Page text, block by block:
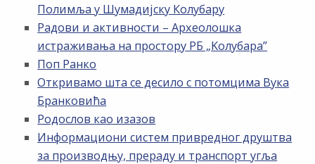
Полимља у Шумадијску Колубару
Радови и активности – Археолошка
истраживања на простору РБ „Kолубара”
Поп Ранко
Откривамо шта се десило с потомцима Вука
Бранковића
Родослов као изазов
Информациони систем привредног друштва
за производњу, прераду и транспорт угља